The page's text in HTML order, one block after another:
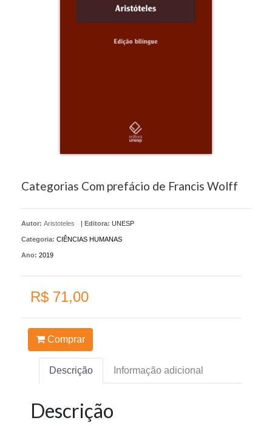
Categorias Com prefácio de Francis Wolff
Autor: Aristoteles | Editora: UNESP
Categoria: CIÊNCIAS HUMANAS
Ano: 2019
R$ 71,00
Comprar
Descrição Informação adicional
Descrição